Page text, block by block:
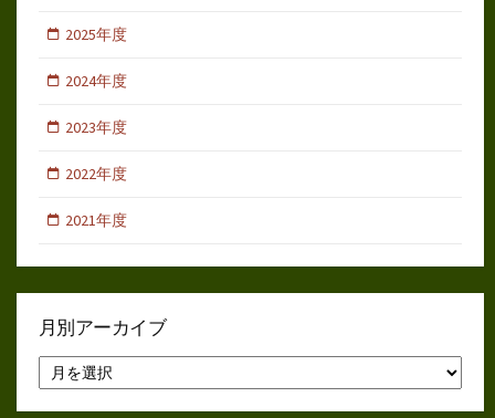
2025年度
2024年度
2023年度
2022年度
2021年度
月別アーカイブ
別
ア